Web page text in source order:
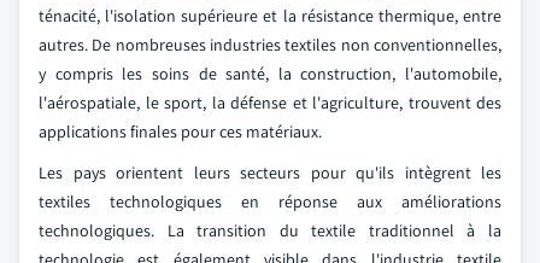
ténacité, l'isolation supérieure et la résistance thermique, entre
autres. De nombreuses industries textiles non conventionnelles,
y compris les soins de santé, la construction, l'automobile,
l'aérospatiale, le sport, la défense et l'agriculture, trouvent des
applications finales pour ces matériaux.
Les pays orientent leurs secteurs pour qu'ils intègrent les
textiles technologiques en réponse aux améliorations
technologiques. La transition du textile traditionnel à la